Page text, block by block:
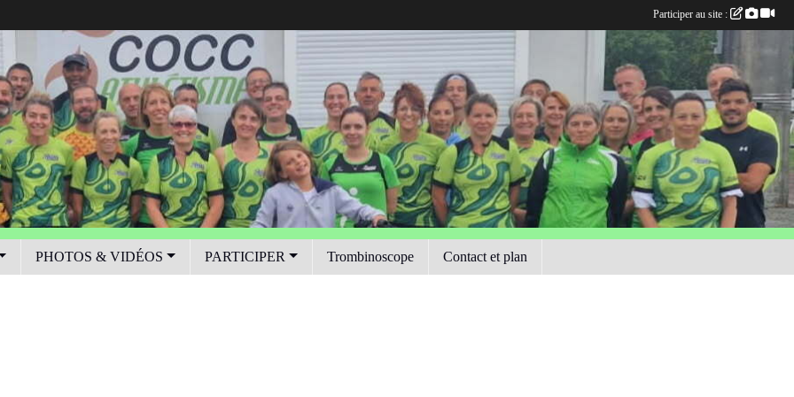
PHOTOS & VIDÉOS PARTICIPER Trombinoscope Contact et plan
Participer au site :